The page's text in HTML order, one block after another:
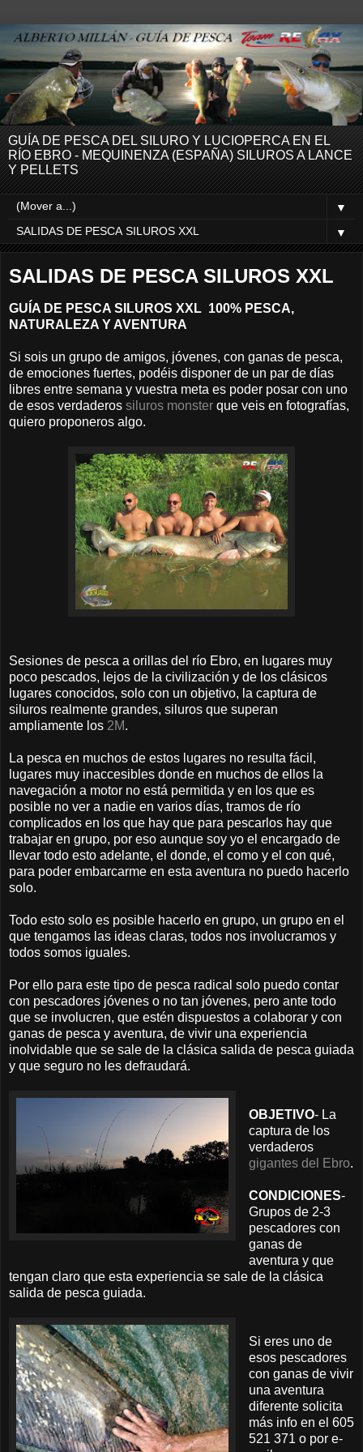
GUÍA DE PESCA DEL SILURO Y LUCIOPERCA EN EL
RÍO EBRO - MEQUINENZA (ESPAÑA) SILUROS A LANCE
Y PELLETS
▼
▼
SALIDAS DE PESCA SILUROS XXL
GUÍA DE PESCA SILUROS XXL 100% PESCA,
NATURALEZA Y AVENTURA
Si sois un grupo de amigos, jóvenes, con ganas de pesca,
de emociones fuertes, podéis disponer de un par de días
libres entre semana y vuestra meta es poder posar con uno
de esos verdaderos siluros monster que veis en fotografías,
quiero proponeros algo.
Sesiones de pesca a orillas del río Ebro, en lugares muy
poco pescados, lejos de la civilización y de los clásicos
lugares conocidos, solo con un objetivo, la captura de
siluros realmente grandes, siluros que superan
ampliamente los 2M.
La pesca en muchos de estos lugares no resulta fácil,
lugares muy inaccesibles donde en muchos de ellos la
navegación a motor no está permitida y en los que es
posible no ver a nadie en varios días, tramos de río
complicados en los que hay que para pescarlos hay que
trabajar en grupo, por eso aunque soy yo el encargado de
llevar todo esto adelante, el donde, el como y el con qué,
para poder embarcarme en esta aventura no puedo hacerlo
solo.
Todo esto solo es posible hacerlo en grupo, un grupo en el
que tengamos las ideas claras, todos nos involucramos y
todos somos iguales.
Por ello para este tipo de pesca radical solo puedo contar
con pescadores jóvenes o no tan jóvenes, pero ante todo
que se involucren, que estén dispuestos a colaborar y con
ganas de pesca y aventura, de vivir una experiencia
inolvidable que se sale de la clásica salida de pesca guiada
y que seguro no les defraudará.
OBJETIVO- La
captura de los
verdaderos
gigantes del Ebro.
CONDICIONES-
Grupos de 2-3
pescadores con
ganas de
aventura y que
tengan claro que esta experiencia se sale de la clásica
salida de pesca guiada.
Si eres uno de
esos pescadores
con ganas de vivir
una aventura
diferente solicita
más info en el 605
521 371 o por e-